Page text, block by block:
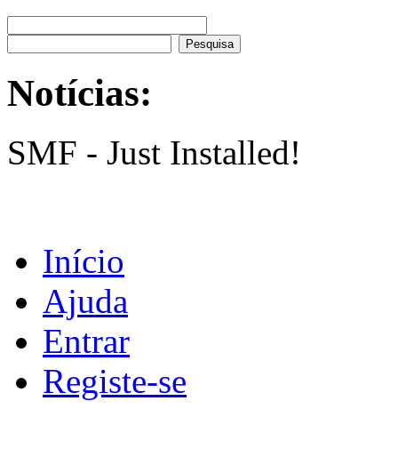
Notícias:
SMF - Just Installed!
Início
Ajuda
Entrar
Registe-se